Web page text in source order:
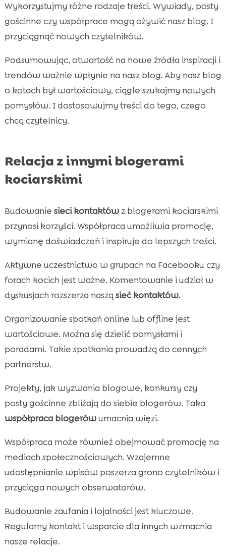
Wykorzystujmy różne rodzaje treści. Wywiady, posty
gościnne czy współprace mogą ożywić nasz blog. I
przyciągnąć nowych czytelników.
Podsumowując, otwartość na nowe źródła inspiracji i
trendów ważnie wpłynie na nasz blog. Aby nasz blog
o kotach był wartościowy, ciągle szukajmy nowych
pomysłów. I dostosowujmy treści do tego, czego
chcą czytelnicy.
Relacja z innymi blogerami
kociarskimi
Budowanie sieci kontaktówz blogerami kociarskimi
przynosi korzyści. Współpraca umożliwia promocję,
wymianę doświadczeń i inspiruje do lepszych treści.
Aktywne uczestnictwo w grupach na Facebooku czy
forach kocich jest ważne. Komentowanie i udział w
dyskusjach rozszerza naszą sieć kontaktów.
Organizowanie spotkań online lub offline jest
wartościowe. Można się dzielić pomysłami i
poradami. Takie spotkania prowadzą do cennych
partnerstw.
Projekty, jak wyzwania blogowe, konkursy czy
posty gościnne zbliżają do siebie blogerów. Taka
współpraca blogerówumacnia więzi.
Współpraca może również obejmować promocję na
mediach społecznościowych. Wzajemne
udostępnianie wpisów poszerza grono czytelników i
przyciąga nowych obserwatorów.
Budowanie zaufania i lojalności jest kluczowe.
Regularny kontakt i wsparcie dla innych wzmacnia
nasze relacje.